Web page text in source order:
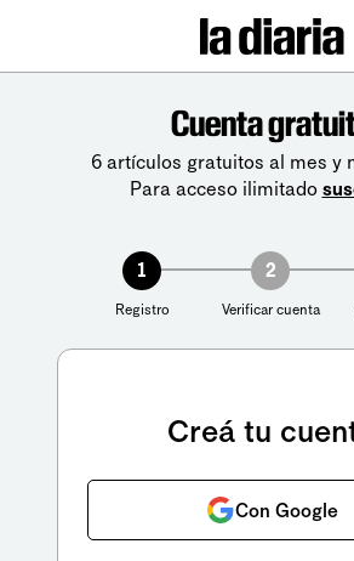
Cuenta
6 artículos gratuitos al mes y
Para acceso ilimitado
1
Registro
2
Verificar cuenta
Creá tu
Con Google